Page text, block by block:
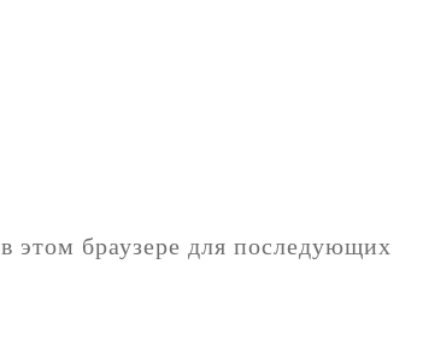
этом браузере для последующих